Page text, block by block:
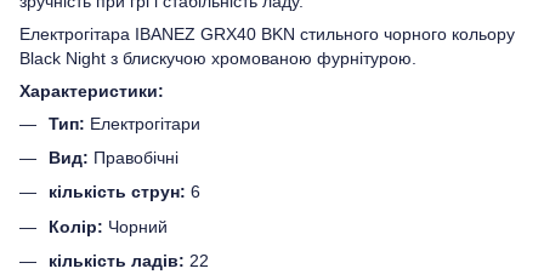
Електрогітара IBANEZ GRX40 BKN стильного чорного кольору
Black Night з блискучою хромованою фурнітурою.
Характеристики:
Тип: Електрогітари
Вид: Правобічні
кількість струн: 6
Колір: Чорний
кількість ладів: 22